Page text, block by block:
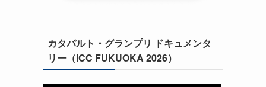
カタパルト・グランプリ ドキュメンタ
リー（ICC FUKUOKA 2026）